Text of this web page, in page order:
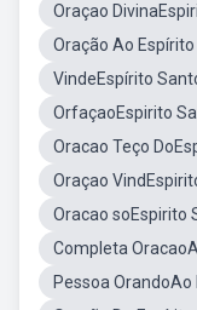
Oraçao
Oração Ao
VindeEspírito
OrfaçaoEspirito
Oracao Teço
Oraçao
Oracao soEspirito
Completa
Pessoa